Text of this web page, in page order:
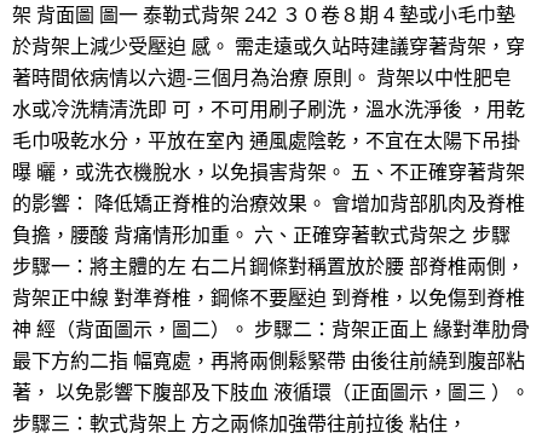
架 背面圖 圖一 泰勒式背架 242 ３０卷８期 4 墊或小毛巾墊
於背架上減少受壓迫 感。 需走遠或久站時建議穿著背架，穿
著時間依病情以六週-三個月為治療 原則。 背架以中性肥皂
水或冷洗精清洗即 可，不可用刷子刷洗，溫水洗淨後 ，用乾
毛巾吸乾水分，平放在室內 通風處陰乾，不宜在太陽下吊掛
曝 曬，或洗衣機脫水，以免損害背架。 五、不正確穿著背架
的影響： 降低矯正脊椎的治療效果。 會增加背部肌肉及脊椎
負擔，腰酸 背痛情形加重。 六、正確穿著軟式背架之 步驟
步驟一：將主體的左 右二片鋼條對稱置放於腰 部脊椎兩側，
背架正中線 對準脊椎，鋼條不要壓迫 到脊椎，以免傷到脊椎
神 經（背面圖示，圖二）。 步驟二：背架正面上 緣對準肋骨
最下方約二指 幅寬處，再將兩側鬆緊帶 由後往前繞到腹部粘
著， 以免影響下腹部及下肢血 液循環（正面圖示，圖三 ）。
步驟三：軟式背架上 方之兩條加強帶往前拉後 粘住，